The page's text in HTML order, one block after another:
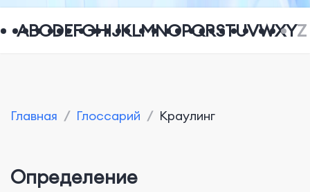
ABCDEFGHIJKLMNOPQRSTUVWXYZ
Главная / Глоссарий / Kраулинг
Определение